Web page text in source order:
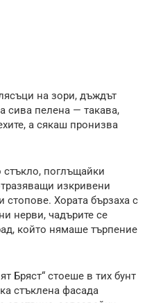
на зори, дъждът
сива пелена — такава,
а сякаш пронизва
стъкло, поглъщайки
изкривени
Хората бързаха с
нерви, чадърите се
който нямаше търпение
Бряст“ стоеше в тих бунт
стъклена фасада